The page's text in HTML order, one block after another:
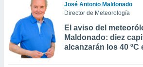
José Antonio Maldonado
Director de Meteorología
El aviso del
Maldonado: diez
alcanzarán los 40 ºC